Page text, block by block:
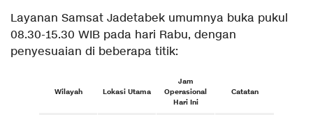
Layanan Samsat Jadetabek umumnya buka pukul
08.30-15.30 WIB pada hari Rabu, dengan
penyesuaian di beberapa titik:
Wilayah Lokasi Utama
Jam
Operasional
Hari Ini
Catatan